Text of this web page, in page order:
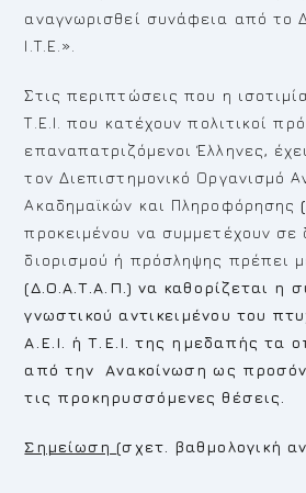
αναγνωρισθεί συνάφεια από το
Ι.Τ.Ε.».
Στις περιπτώσεις που η
Τ.Ε.Ι. που κατέχουν πολιτικοί
επαναπατριζόμενοι Έλληνες,
τον Διεπιστημονικό Οργανισμό
Ακαδημαϊκών και Πληροφόρησης
προκειμένου να συμμετέχουν σε
διορισμού ή πρόσληψης πρέπει
(Δ.Ο.Α.Τ.Α.Π.) να καθορίζεται η
γνωστικού αντικειμένου του
Α.Ε.Ι. ή Τ.Ε.Ι. της ημεδαπής τα
από την Ανακοίνωση ως
τις προκηρυσσόμενες θέσεις.
Σημείωση(σχετ. βαθμολογική